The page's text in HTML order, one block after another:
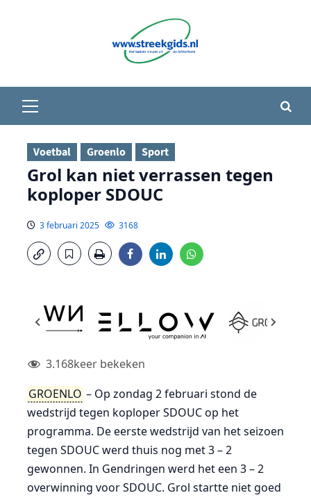
menu
Voetbal Groenlo Sport
Grol kan niet verrassen tegen
koploper SDOUC
3 februari 2025 3168
3.168keer bekeken
GROENLO – Op zondag 2 februari stond de
wedstrijd tegen koploper SDOUC op het
programma. De eerste wedstrijd van het seizoen
tegen SDOUC werd thuis nog met 3 – 2
gewonnen. In Gendringen werd het een 3 – 2
overwinning voor SDOUC. Grol startte niet goed